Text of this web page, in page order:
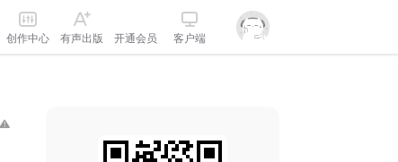
创作中心 有声出版 开通会员 客户端